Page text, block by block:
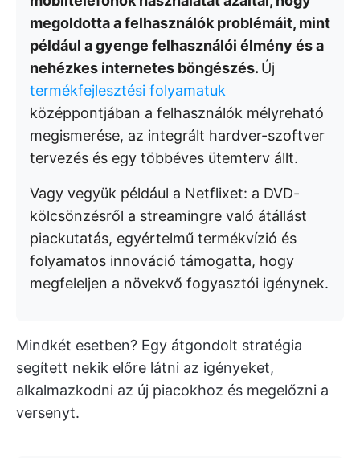
megoldotta a felhasználók problémáit, mint
például a gyenge felhasználói élmény és a
nehézkes internetes böngészés. Új
termékfejlesztési folyamatuk
középpontjában a felhasználók mélyreható
megismerése, az integrált hardver-szoftver
tervezés és egy többéves ütemterv állt.
Vagy vegyük például a Netflixet: a DVD-
kölcsönzésről a streamingre való átállást
piackutatás, egyértelmű termékvízió és
folyamatos innováció támogatta, hogy
megfeleljen a növekvő fogyasztói igénynek.
Mindkét esetben? Egy átgondolt stratégia
segített nekik előre látni az igényeket,
alkalmazkodni az új piacokhoz és megelőzni a
versenyt.